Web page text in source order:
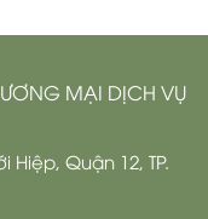
MẠI DỊCH VỤ
Hiệp, Quận 12, TP.